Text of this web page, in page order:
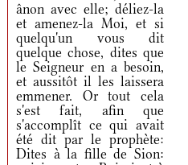
ânon avec elle; déliez-la
et amenez-la Moi, et si
quelqu'un vous dit
quelque chose, dites que
le Seigneur en a besoin,
et aussitôt il les laissera
emmener. Or tout cela
s'est fait, afin que
s'accomplît ce qui avait
été dit par le prophète:
Dites à la fille de Sion: